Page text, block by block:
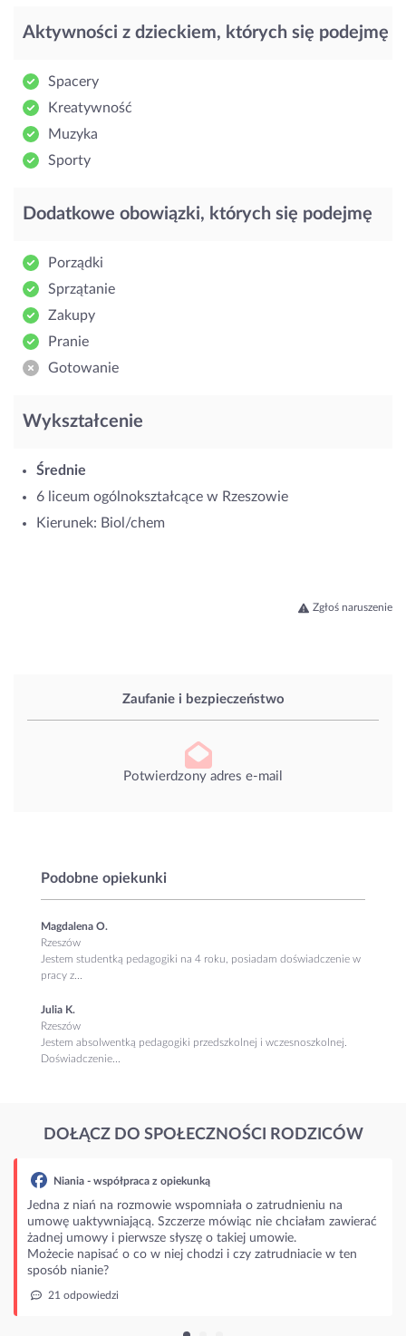
Zaufanie i bezpieczeństwo
Potwierdzony adres e-mail
Podobne opiekunki
Magdalena O.
Rzeszów
Jestem studentką pedagogiki na 4 roku, posiadam doświadczenie w
pracy z...
Julia K.
Rzeszów
Jestem absolwentką pedagogiki przedszkolnej i wczesnoszkolnej.
Doświadczenie...
Aktywności z dzieckiem, których się podejmę
Spacery
Kreatywność
Muzyka
Sporty
Dodatkowe obowiązki, których się podejmę
Porządki
Sprzątanie
Zakupy
Pranie
Gotowanie
Wykształcenie
Średnie
6 liceum ogólnokształcące w Rzeszowie
Kierunek: Biol/chem
Zgłoś naruszenie
DOŁĄCZ DO SPOŁECZNOŚCI RODZICÓW
Niania - współpraca z opiekunką
Jedna z niań na rozmowie wspomniała o zatrudnieniu na
umowę uaktywniającą. Szczerze mówiąc nie chciałam zawierać
żadnej umowy i pierwsze słyszę o takiej umowie.
Możecie napisać o co w niej chodzi i czy zatrudniacie w ten
sposób nianie?
21 odpowiedzi